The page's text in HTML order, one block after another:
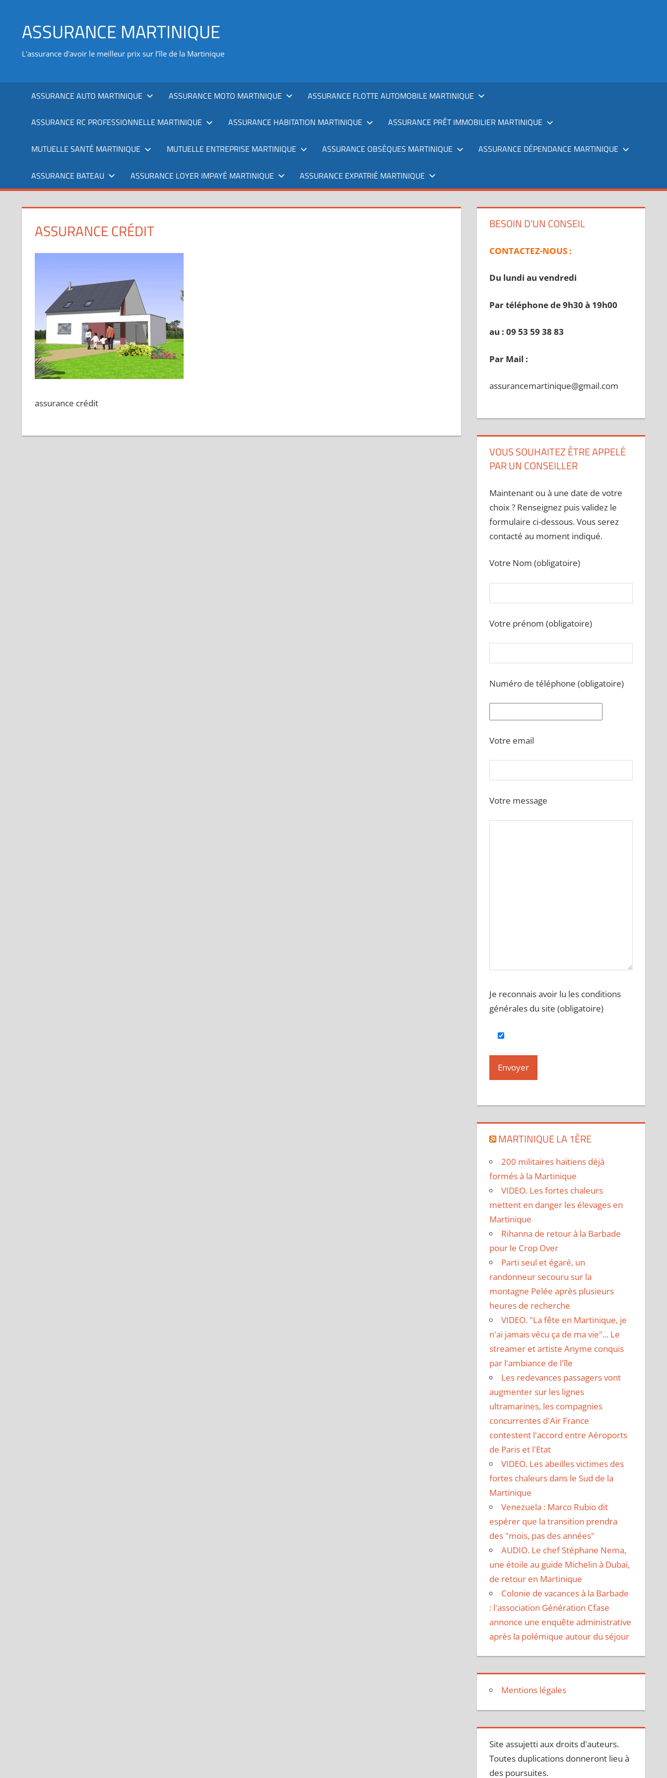
contenuASSURANCE MARTINIQUE
L'assurance d'avoir le meilleur prix sur l’île de la Martinique
ASSURANCE AUTO MARTINIQUE ASSURANCE MOTO MARTINIQUE ASSURANCE FLOTTE AUTOMOBILE MARTINIQUE
ASSURANCE RC PROFESSIONNELLE MARTINIQUE ASSURANCE HABITATION MARTINIQUE ASSURANCE PRÊT IMMOBILIER MARTINIQUE
MUTUELLE SANTÉ MARTINIQUE MUTUELLE ENTREPRISE MARTINIQUE ASSURANCE OBSÈQUES MARTINIQUE ASSURANCE DÉPENDANCE MARTINIQUE
ASSURANCE BATEAU ASSURANCE LOYER IMPAYÉ MARTINIQUE ASSURANCE EXPATRIÉ MARTINIQUE
ASSURANCE CRÉDIT
assurance crédit
BESOIN D’UN CONSEIL
CONTACTEZ-NOUS :
Du lundi au vendredi
Par téléphone de 9h30 à 19h00
au : 09 53 59 38 83
Par Mail :
assurancemartinique@gmail.com
VOUS SOUHAITEZ ÊTRE APPELÉ
PAR UN CONSEILLER
Maintenant ou à une date de votre
choix ? Renseignez puis validez le
formulaire ci-dessous. Vous serez
contacté au moment indiqué.
Votre Nom (obligatoire)
Votre prénom (obligatoire)
Numéro de téléphone (obligatoire)
Votre email
Votre message
Je reconnais avoir lu les conditions
générales du site (obligatoire)
MARTINIQUE LA 1ÈRE
200 militaires haïtiens déjà
formés à la Martinique
VIDEO. Les fortes chaleurs
mettent en danger les élevages en
Martinique
Rihanna de retour à la Barbade
pour le Crop Over
Parti seul et égaré, un
randonneur secouru sur la
montagne Pelée après plusieurs
heures de recherche
VIDEO. "La fête en Martinique, je
n'ai jamais vécu ça de ma vie"... Le
streamer et artiste Anyme conquis
par l'ambiance de l'île
Les redevances passagers vont
augmenter sur les lignes
ultramarines, les compagnies
concurrentes d'Air France
contestent l'accord entre Aéroports
de Paris et l'Etat
VIDEO. Les abeilles victimes des
fortes chaleurs dans le Sud de la
Martinique
Venezuela : Marco Rubio dit
espérer que la transition prendra
des "mois, pas des années"
AUDIO. Le chef Stéphane Nema,
une étoile au guide Michelin à Dubaï,
de retour en Martinique
Colonie de vacances à la Barbade
: l'association Génération Cfase
annonce une enquête administrative
après la polémique autour du séjour
Mentions légales
Site assujetti aux droits d'auteurs.
Toutes duplications donneront lieu à
des poursuites.